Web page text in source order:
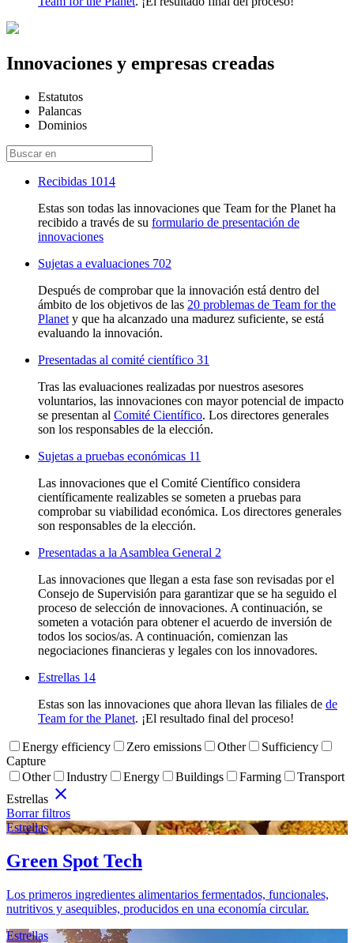
Innovaciones y empresas creadas
Estatutos
Palancas
Dominios
Recibidas 1014
Estas son todas las innovaciones que Team for the Planet ha
recibido a través de su formulario de presentación de
innovaciones
Sujetas a evaluaciones 702
Después de comprobar que la innovación está dentro del
ámbito de los objetivos de las 20 problemas de Team for the
Planet y que ha alcanzado una madurez suficiente, se está
evaluando la innovación.
Presentadas al comité científico 31
Tras las evaluaciones realizadas por nuestros asesores
voluntarios, las innovaciones con mayor potencial de impacto
se presentan al Comité Científico. Los directores generales
son los responsables de la elección.
Sujetas a pruebas económicas 11
Las innovaciones que el Comité Científico considera
científicamente realizables se someten a pruebas para
comprobar su viabilidad económica. Los directores generales
son responsables de la elección.
Presentadas a la Asamblea General 2
Las innovaciones que llegan a esta fase son revisadas por el
Consejo de Supervisión para garantizar que se ha seguido el
proceso de selección de innovaciones. A continuación, se
someten a votación para obtener el acuerdo de inversión de
todos los socios/as. A continuación, comienzan las
negociaciones financieras y legales con los innovadores.
Estrellas 14
Estas son las innovaciones que ahora llevan las filiales de de
Team for the Planet. ¡El resultado final del proceso!
Energy efficiency Zero emissions Other
Sufficiency
Capture
Other
Industry Energy Buildings Farming
Transport
Estrellas close
Borrar filtros
Estrellas
Green Spot Tech
Los primeros ingredientes alimentarios fermentados, funcionales,
nutritivos y asequibles, producidos en una economía circular.
Estrellas